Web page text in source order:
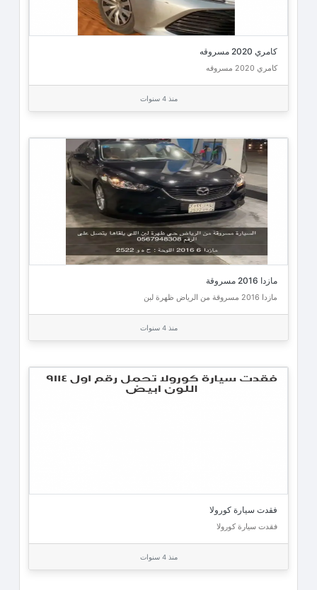
كامري 2020 مسروقه
كامري 2020 مسروقه
منذ 4 سنوات
مازدا 2016 مسروقة
مازدا 2016 مسروقة من الرياض ظهرة لبن
منذ 4 سنوات
فقدت سيارة كورولا
فقدت سيارة كورولا
منذ 4 سنوات